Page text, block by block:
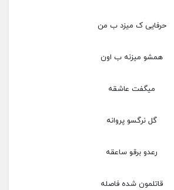
حرفایی ک میزد ب من
همشو میزنه ب اون
میگفت عاشقه
گل نرگسو پروانه
رعدو برقو ساعقه
قاتلمون شده فاصله